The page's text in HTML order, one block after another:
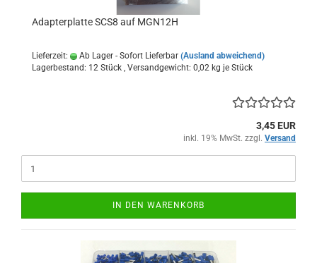
Adapterplatte SCS8 auf MGN12H
Lieferzeit: Ab Lager - Sofort Lieferbar (Ausland abweichend)
Lagerbestand: 12 Stück , Versandgewicht: 0,02 kg je Stück
3,45 EUR
inkl. 19% MwSt. zzgl. Versand
IN DEN WARENKORB